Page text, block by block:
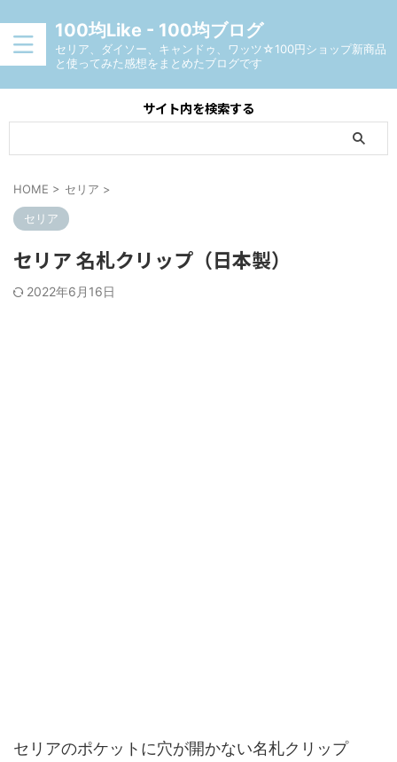
100均Like - 100均ブログ
セリア、ダイソー、キャンドゥ、ワッツ☆100円ショップ新商品
と使ってみた感想をまとめたブログです
サイト内を検索する
HOME > セリア >
セリア
セリア 名札クリップ（日本製）
2022年6月16日
セリアのポケットに穴が開かない名札クリップ